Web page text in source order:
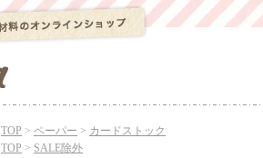
TOP > ペーパー > カードストック
TOP > SALE除外